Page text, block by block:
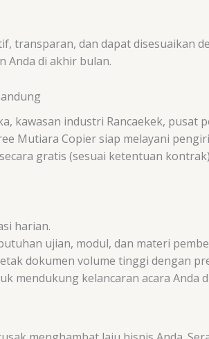
transparan, dan dapat disesuaikan
Anda di akhir bulan.
kawasan industri Rancaekek, pusat
Mutiara Copier siap melayani
gratis (sesuai ketentuan
harian.
ujian, modul, dan materi
dokumen volume tinggi dengan
mendukung kelancaran acara Anda